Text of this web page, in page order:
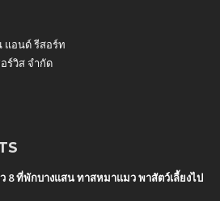
แอนด์ รีสอร์ท
ร์วิส จำกัด
8 ที่พักบางแสน ทาสหมาแมว พาสัตว์เลี้ยงไป